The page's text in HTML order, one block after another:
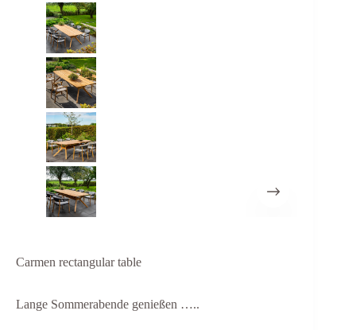
Carmen rectangular table
Lange Sommerabende genießen …..